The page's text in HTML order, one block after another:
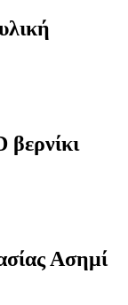
Ασημί